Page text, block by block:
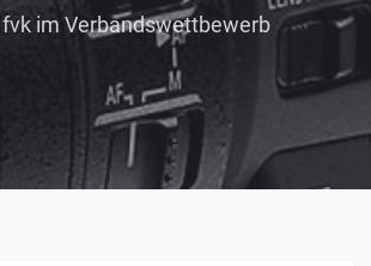
fvk im Verbandswettbewerb